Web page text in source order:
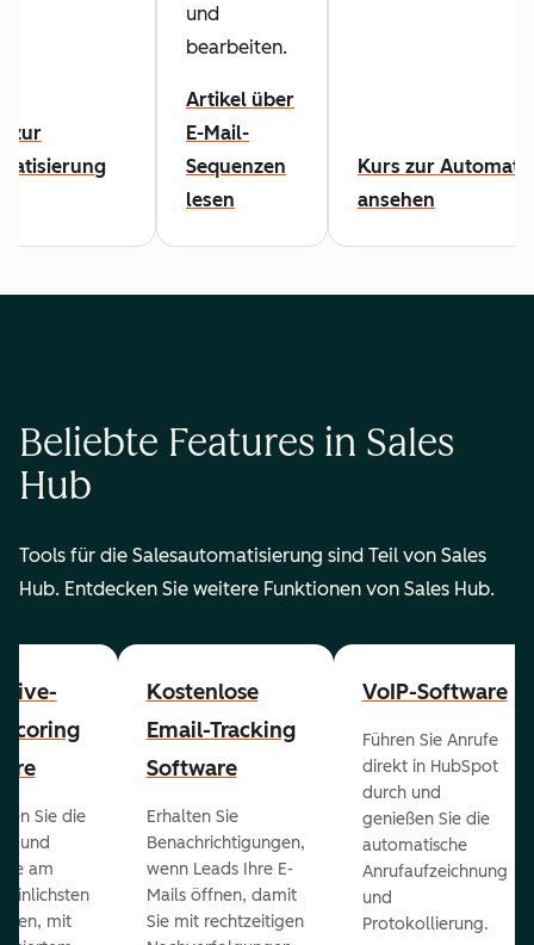
zur
und
bearbeiten.
Artikel über
E-Mail-
Sequenzen
lesen
Kurs zur
ansehen
Beliebte Features in Sales
Hub
Tools für die Salesautomatisierung sind Teil von Sales
Hub. Entdecken Sie weitere Funktionen von Sales Hub.
Sie die
und
am
mit
Kostenlose
Email-Tracking
Software
Erhalten Sie
Benachrichtigungen,
wenn Leads Ihre E-
Mails öffnen, damit
Sie mit rechtzeitigen
VoIP-Software
Führen Sie Anrufe
direkt in HubSpot
durch und
genießen Sie die
automatische
Anrufaufzeichnung
und
Protokollierung.